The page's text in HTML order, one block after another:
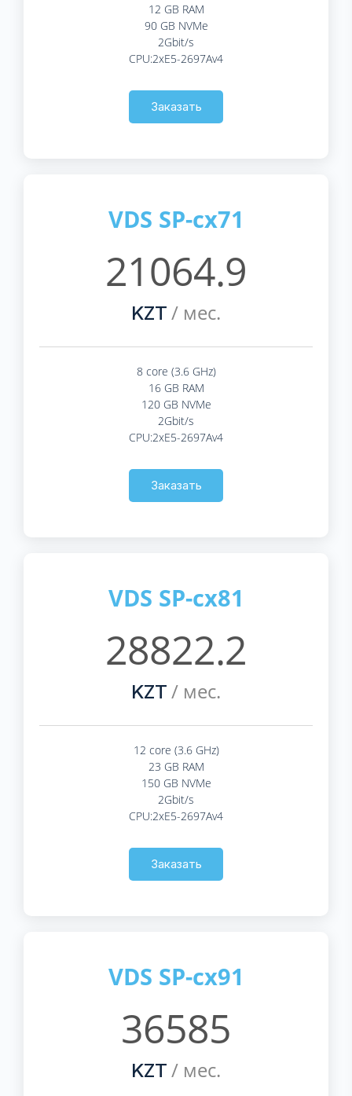
12 GB RAM
90 GB NVMe
2Gbit/s
CPU:2xE5-2697Av4
Заказать
VDS SP-cx71
21064.9
KZT / мес.
8 core (3.6 GHz)
16 GB RAM
120 GB NVMe
2Gbit/s
CPU:2xE5-2697Av4
Заказать
VDS SP-cx81
28822.2
KZT / мес.
12 core (3.6 GHz)
23 GB RAM
150 GB NVMe
2Gbit/s
CPU:2xE5-2697Av4
Заказать
VDS SP-cx91
36585
KZT / мес.